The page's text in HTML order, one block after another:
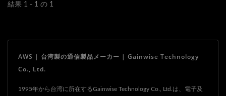
ルーターは、優れたパフォ
備えています。
結果 1 - 1 の 1
AWS | 台湾製の通信製品メーカー | Gainwise Technology
Co., Ltd.
1995年から台湾に所在するGainwise Technology Co., Ltd.は、電子及